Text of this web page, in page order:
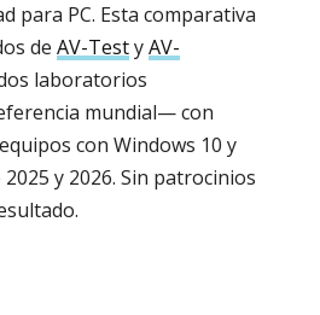
para PC. Esta comparativa
de AV-TestyAV-
laboratorios
mundial— con
con Windows 10 y
y 2026. Sin patrocinios